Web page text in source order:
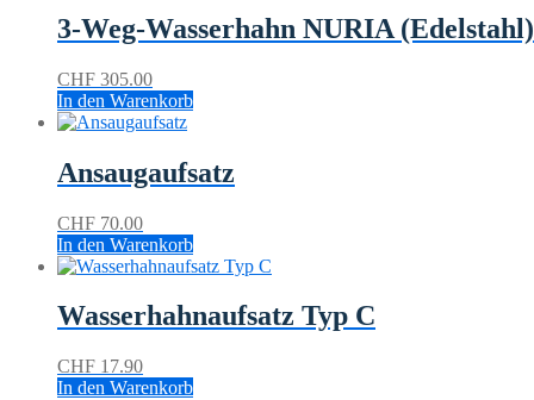
3-Weg-Wasserhahn NURIA (Edelstahl)
CHF 305.00
In den Warenkorb
Ansaugaufsatz
CHF 70.00
In den Warenkorb
Wasserhahnaufsatz Typ C
CHF 17.90
In den Warenkorb